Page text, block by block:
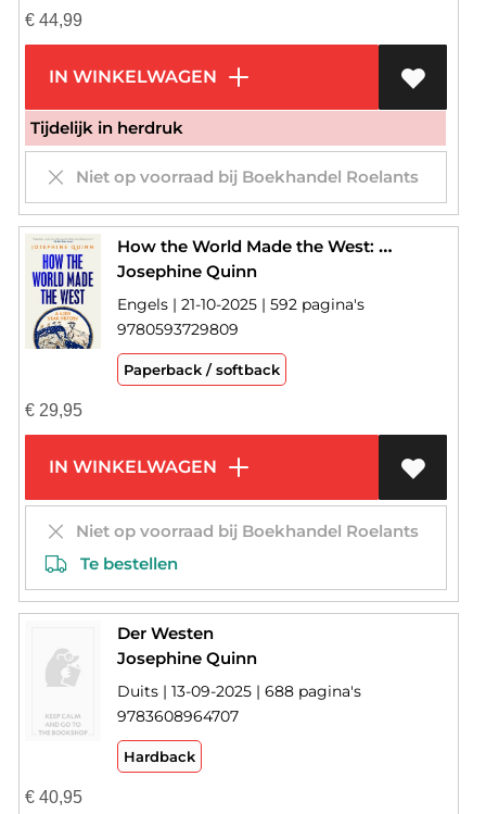
€44,99
IN WINKELWAGEN
Tijdelijk in herdruk
Niet op voorraad bij Boekhandel Roelants
How the World Made the West: A 4,000 Year History
Josephine Quinn
Engels | 21-10-2025 | 592 pagina's
9780593729809
Paperback / softback
€29,95
IN WINKELWAGEN
Niet op voorraad bij Boekhandel Roelants
Te bestellen
Der Westen
Josephine Quinn
Duits | 13-09-2025 | 688 pagina's
9783608964707
Hardback
€40,95